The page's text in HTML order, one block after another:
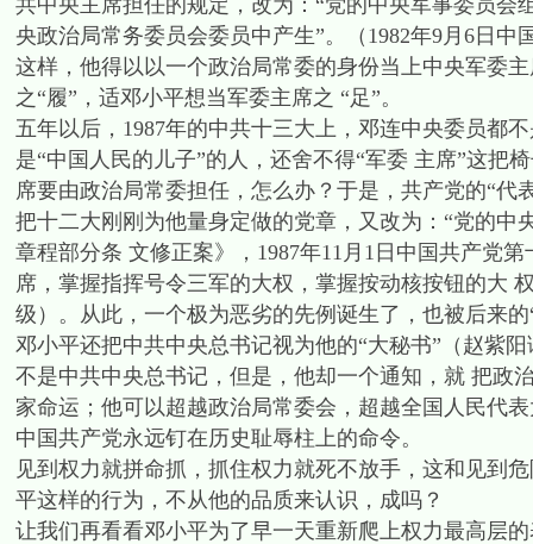
共中央主席担任的规定，改为：“党的中央军事委员
央政治局常务委员会委员中产生”。（1982年9月6日
这样，他得以以一个政治局常委的身份当上中央军委
之“履”，适邓小平想当军委主席之 “足”。
五年以后，1987年的中共十三大上，邓连中央委员
是“中国人民的儿子”的人，还舍不得“军委 主席”这把
席要由政治局常委担任，怎么办？于是，共产党的“
把十二大刚刚为他量身定做的党章，又改为：“党的
章程部分条 文修正案》，1987年11月1日中国共产党
席，掌握指挥号令三军的大权，掌握按动核按钮的大
级）。从此，一个极为恶劣的先例诞生了，也被后来
邓小平还把中共中央总书记视为他的“大秘书”（赵紫
不是中共中央总书记，但是，他却一个通知，就 把政
家命运；他可以超越政治局常委会，超越全国人民代
中国共产党永远钉在历史耻辱柱上的命令。
见到权力就拼命抓，抓住权力就死不放手，这和见到
平这样的行为，不从他的品质来认识，成吗？
让我们再看看邓小平为了早一天重新爬上权力最高层